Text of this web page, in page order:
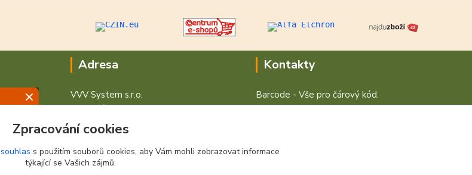
Adresa
VVV System s.r.o.
V Podhájí 776/ 30
400 01 Ústí nad Labem
Kontakty
Barcode - Vše pro čárový kód.
Zpracování cookies
souhlas s použitím souborů cookies, aby Vám mohli zobrazovat informace
týkající se Vašich zájmů.